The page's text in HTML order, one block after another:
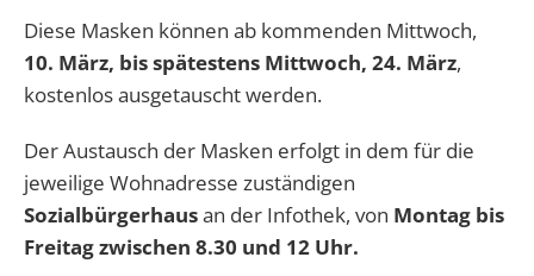
Diese Masken können ab kommenden Mittwoch,
10. März, bis spätestens Mittwoch, 24. März,
kostenlos ausgetauscht werden.
Der Austausch der Masken erfolgt in dem für die
jeweilige Wohnadresse zuständigen
Sozialbürgerhausan der Infothek, von Montag bis
Freitag zwischen 8.30 und 12 Uhr.